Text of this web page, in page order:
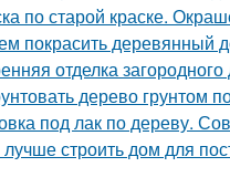
по старой краске.
покрасить деревянный
отделка
дерево грунтом
под лак по дереву.
лучше строить дом для